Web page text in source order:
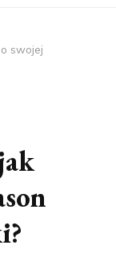
swojej